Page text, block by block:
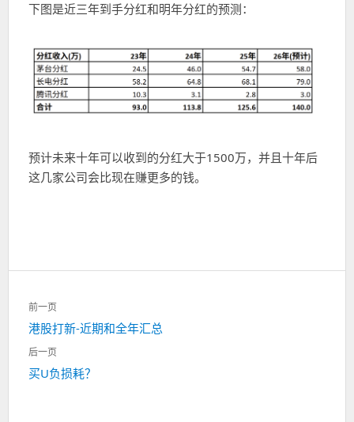
下图是近三年到手分红和明年分红的预测：
预计未来十年可以收到的分红大于1500万，并且十年后
这几家公司会比现在赚更多的钱。
文
章
导
航
前一页
上
一
港股打新-近期和全年汇总
后一页
下
买U负损耗？